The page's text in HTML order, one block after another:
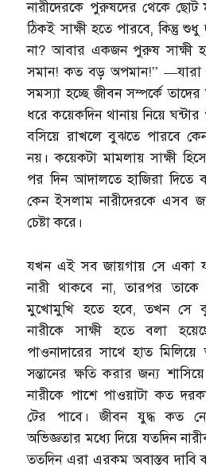
নারীদেরকে পুরুষদের থেকে
ঠিকই সাক্ষী হতে পারবে, কিন্তু
না? আবার একজন পুরুষ সাক্ষী
সমান! কত বড় অপমান!” —যারা
সমস্যা হচ্ছে জীবন সম্পর্কে
ধরে কয়েকদিন থানায় নিয়ে
বসিয়ে রাখলে বুঝতে পারবে
নয়। কয়েকটা মামলায় সাক্ষী
পর দিন আদালতে হাজিরা দিতে
কেন ইসলাম নারীদেরকে এসব
চেষ্টা করে।
যখন এই সব জায়গায় সে একা
নারী থাকবে না, তারপর
মুখোমুখি হতে হবে, তখন সে
নারীকে সাক্ষী হতে বলা
পাওনাদারের সাথে হাত মিলিয়ে
সন্তানের ক্ষতি করার জন্য
নারীকে পাশে পাওয়াটা কত
টের পাবে। জীবন যুদ্ধ কত
অভিজ্ঞতার মধ্যে দিয়ে যতদিন
ততদিন এরা এরকম অবাস্তব দাবি